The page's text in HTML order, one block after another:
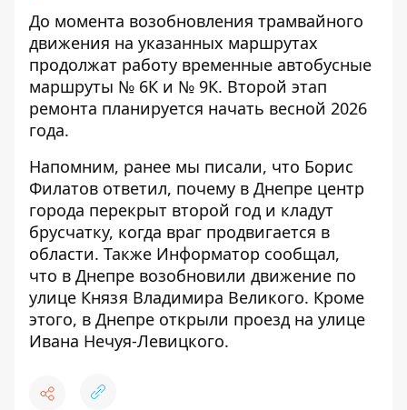
До момента возобновления трамвайного
движения на указанных маршрутах
продолжат работу временные автобусные
маршруты № 6К и № 9К. Второй этап
ремонта планируется начать весной 2026
года.
Напомним, ранее мы писали, что Борис
Филатов ответил, почему в Днепре центр
города перекрыт второй год и кладут
брусчатку, когда враг продвигается в
области. Также Информатор сообщал,
что в Днепре возобновили движение по
улице Князя Владимира Великого. Кроме
этого, в Днепре открыли проезд на улице
Ивана Нечуя-Левицкого.